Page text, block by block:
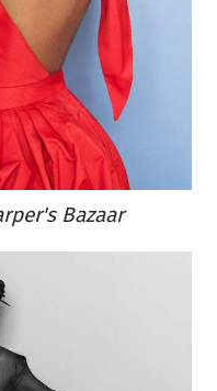
Bazaar